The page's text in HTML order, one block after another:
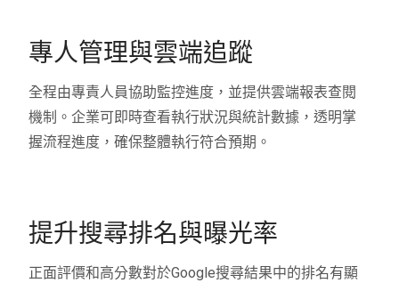
專人管理與雲端追蹤
全程由專責人員協助監控進度，並提供雲端報表查閱
機制。企業可即時查看執行狀況與統計數據，透明掌
握流程進度，確保整體執行符合預期。
提升搜尋排名與曝光率
正面評價和高分數對於Google搜尋結果中的排名有顯